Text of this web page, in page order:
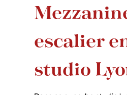
escalier
studio